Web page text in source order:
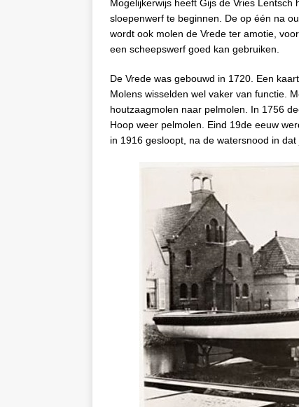
Mogelijkerwijs heeft Gijs de Vries
sloepenwerf te beginnen. De op één na
wordt ook molen de Vrede ter amotie,
een scheepswerf goed kan gebruiken.
De Vrede was gebouwd in 1720. Een
Molens wisselden wel vaker van functie.
houtzaagmolen naar pelmolen. In 1756
Hoop weer pelmolen. Eind 19de eeuw
in 1916 gesloopt, na de watersnood in dat